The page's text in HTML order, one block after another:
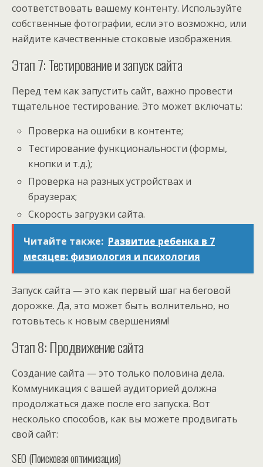
соответствовать вашему контенту. Используйте
собственные фотографии, если это возможно, или
найдите качественные стоковые изображения.
Этап 7: Тестирование и запуск сайта
Перед тем как запустить сайт, важно провести
тщательное тестирование. Это может включать:
Проверка на ошибки в контенте;
Тестирование функциональности (формы,
кнопки и т.д.);
Проверка на разных устройствах и
браузерах;
Скорость загрузки сайта.
Читайте также: Развитие ребенка в 7
месяцев: физиология и психология
Запуск сайта — это как первый шаг на беговой
дорожке. Да, это может быть волнительно, но
готовьтесь к новым свершениям!
Этап 8: Продвижение сайта
Создание сайта — это только половина дела.
Коммуникация с вашей аудиторией должна
продолжаться даже после его запуска. Вот
несколько способов, как вы можете продвигать
свой сайт:
SEO (Поисковая оптимизация)